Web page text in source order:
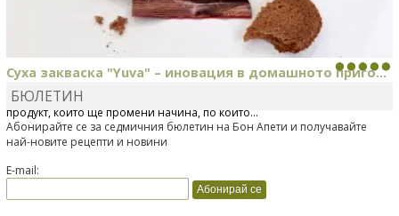
Суха закваска "Yuva" – иновация в домашното приго...
Отскоро Лесафр България стартира предлагането на изцяло нов
продукт, който ще промени начина, по който...
БЮЛЕТИН
Абонирайте се за седмичния бюлетин на Бон Апети и получавайте
най-новите рецепти и новини
E-mail: